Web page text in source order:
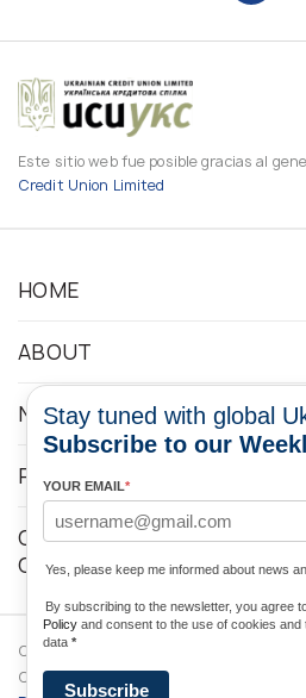
Este sitio web fue posible gracias al
Credit Union Limited
HOME
ABOUT
NEWS
PROGRAMS
CONTACTOS DE LOS
COMUNICACIÓN
Copyright © 2026 Ukrainian World
Congress. Desarrollado por
Stay tuned with global
Subscribe to our
YOUR EMAIL*
Yes, please keep me informed about news
By subscribing to the newsletter, you agree
Policy and consent to the use of cookies
data *
Subscribe